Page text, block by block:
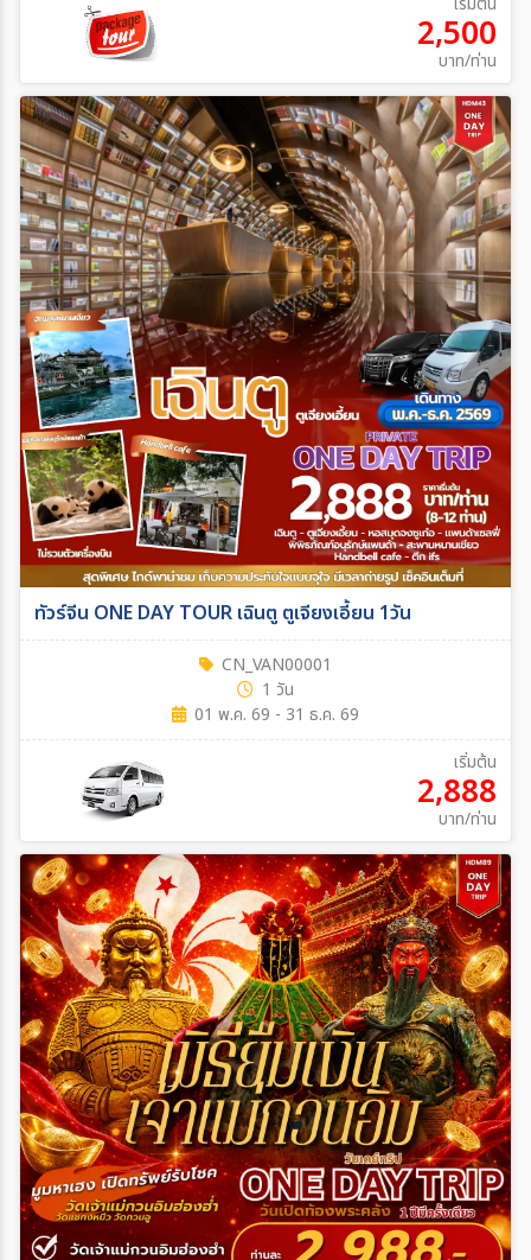
2,500
บาท/ท่าน
ทัวร์จีน ONE DAY TOUR เฉินตู ตูเจียงเอี้ยน 1วัน
CN_VAN00001
1 วัน
01 พ.ค. 69 - 31 ธ.ค. 69
เริ่มต้น
2,888
บาท/ท่าน